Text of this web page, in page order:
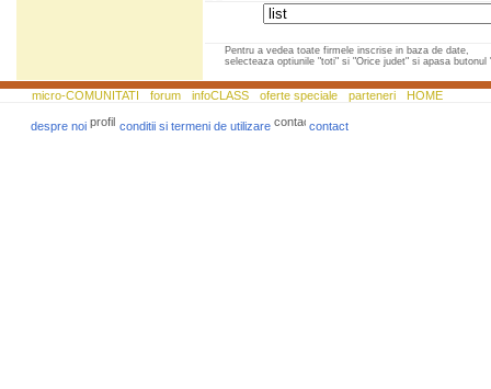
Pentru a vedea toate firmele inscrise in baza de date,
selecteaza optiunile "toti" si "Orice judet" si apasa butonul
micro-COMUNITATI forum infoCLASS oferte speciale parteneri HOME
despre noi conditii si termeni de utilizare contact